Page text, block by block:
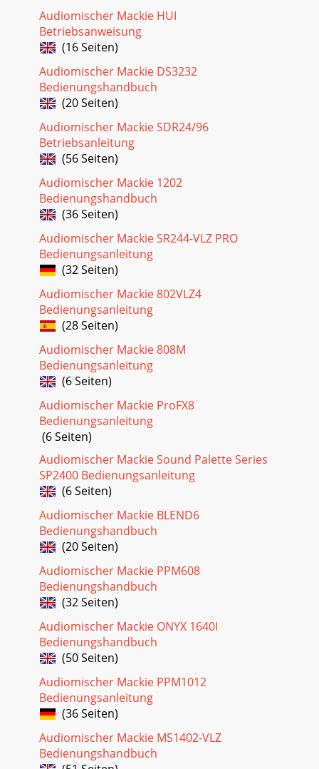
Makeallinitialconnectionswitht
Seite 25 - Speciﬁcations
802VLZ46802VLZ4Hookup DiagramsLive Band PA
SystemiPodTMDocking
StationMicrophoneAcousticGuitarBassGuitarVocal
Compressor(connected to Insert)Compresso
Seite 26 - Block Diagram
Owner’s Manual7Owner’s ManualHome
monitorsSynthHeadphonesHeadphone a
Seite 27 - 802VLZ4 Limited Warranty
SubmixerHeadphonesKeyboard submix tofront-of-
housemixerMono synth 1Stage monitor mix from FOH
mixerMain mix to FOH mixerMono
Seite 28
Owner’s Manual9Owner’s ManualVideo Editing/Production
BayDesktop computerVideo outVideo MonitorDVD Player
Audiomischer Mackie HUI
Betriebsanweisung
(16 Seiten)
Audiomischer Mackie DS3232
Bedienungshandbuch
(20 Seiten)
Audiomischer Mackie SDR24/96
Betriebsanleitung
(56 Seiten)
Audiomischer Mackie 1202
Bedienungshandbuch
(36 Seiten)
Audiomischer Mackie SR244-VLZ PRO
Bedienungsanleitung
(32 Seiten)
Audiomischer Mackie 802VLZ4
Bedienungsanleitung
(28 Seiten)
Audiomischer Mackie 808M
Bedienungsanleitung
(6 Seiten)
Audiomischer Mackie ProFX8
Bedienungsanleitung
(6 Seiten)
Audiomischer Mackie Sound Palette Series
SP2400 Bedienungsanleitung
(6 Seiten)
Audiomischer Mackie BLEND6
Bedienungshandbuch
(20 Seiten)
Audiomischer Mackie PPM608
Bedienungshandbuch
(32 Seiten)
Audiomischer Mackie ONYX 1640I
Bedienungshandbuch
(50 Seiten)
Audiomischer Mackie PPM1012
Bedienungsanleitung
(36 Seiten)
Audiomischer Mackie MS1402-VLZ
Bedienungshandbuch